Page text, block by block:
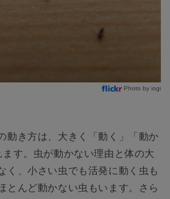
Photo by iogi
動き方は、大きく「動く」「動か
す。虫が動かない理由と体の大
く、小さい虫でも活発に動く虫も
とんど動かない虫もいます。さら